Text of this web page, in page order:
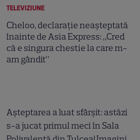
TELEVIZIUNE
Cheloo, declarație neașteptată
înainte de Asia Express: „Cred
că e singura chestie la care m-
am gândit”
Așteptarea a luat sfârșit: astăzi
s-a jucat primul meci în Sala